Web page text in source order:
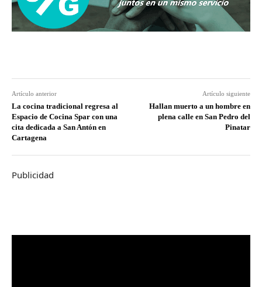
Artículo anterior
La cocina tradicional regresa al
Espacio de Cocina Spar con una
cita dedicada a San Antón en
Cartagena
Artículo siguiente
Hallan muerto a un hombre en
plena calle en San Pedro del
Pinatar
Publicidad